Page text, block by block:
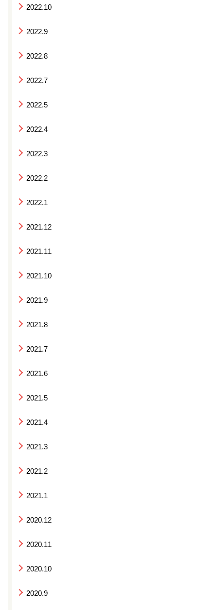
2022.10
2022.9
2022.8
2022.7
2022.5
2022.4
2022.3
2022.2
2022.1
2021.12
2021.11
2021.10
2021.9
2021.8
2021.7
2021.6
2021.5
2021.4
2021.3
2021.2
2021.1
2020.12
2020.11
2020.10
2020.9